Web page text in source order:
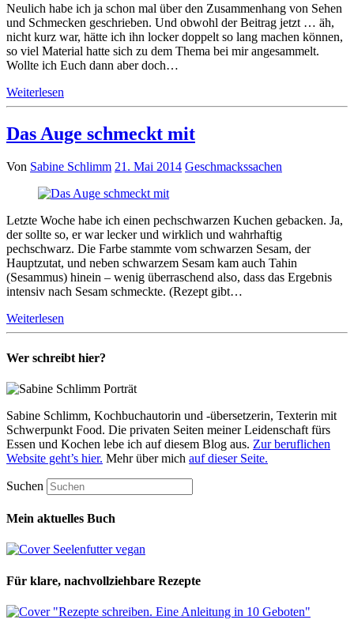
Neulich habe ich ja schon mal über den Zusammenhang von Sehen
und Schmecken geschrieben. Und obwohl der Beitrag jetzt … äh,
nicht kurz war, hätte ich ihn locker doppelt so lang machen können,
so viel Material hatte sich zu dem Thema bei mir angesammelt.
Wollte ich Euch dann aber doch…
Weiterlesen
Das Auge schmeckt mit
Von Sabine Schlimm 21. Mai 2014 Geschmackssachen
Letzte Woche habe ich einen pechschwarzen Kuchen gebacken. Ja,
der sollte so, er war lecker und wirklich und wahrhaftig
pechschwarz. Die Farbe stammte vom schwarzen Sesam, der
Hauptzutat, und neben schwarzem Sesam kam auch Tahin
(Sesammus) hinein – wenig überraschend also, dass das Ergebnis
intensiv nach Sesam schmeckte. (Rezept gibt…
Weiterlesen
Wer schreibt hier?
Sabine Schlimm, Kochbuchautorin und -übersetzerin, Texterin mit
Schwerpunkt Food. Die privaten Seiten meiner Leidenschaft fürs
Essen und Kochen lebe ich auf diesem Blog aus. Zur beruflichen
Website geht’s hier. Mehr über mich auf dieser Seite.
Suchen
Mein aktuelles Buch
Für klare, nachvollziehbare Rezepte